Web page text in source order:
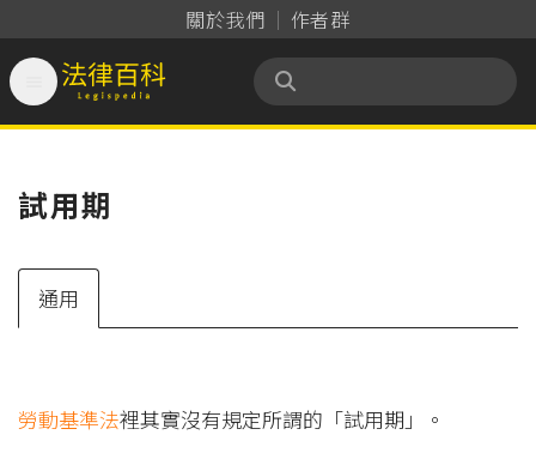
關於我們 作者群
法律百科 Legispedia
試用期
通用
勞動基準法裡其實沒有規定所謂的「試用期」。